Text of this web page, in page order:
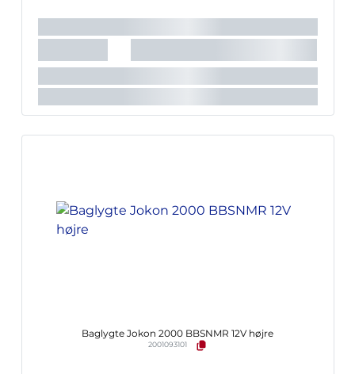
Lyskilde: Glødepære
Baglygte Jokon 2000 BBSNMR 12V højre
2001093101